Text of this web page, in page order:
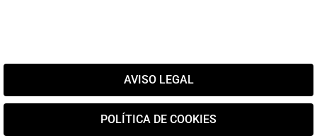
AVISO LEGAL
POLÍTICA DE COOKIES